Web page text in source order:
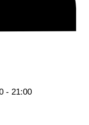
- 21:00